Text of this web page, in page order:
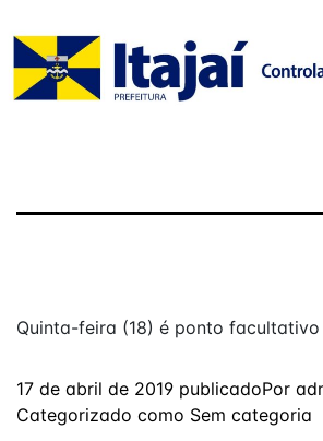
Quinta-feira (18) é ponto
17 de abril de 2019 publicadoPor
Categorizado como Sem categoria